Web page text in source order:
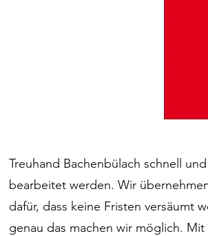
Treuhand Bachenbülach schnell
bearbeitet werden. Wir
dafür, dass keine Fristen versäumt
genau das machen wir möglich.